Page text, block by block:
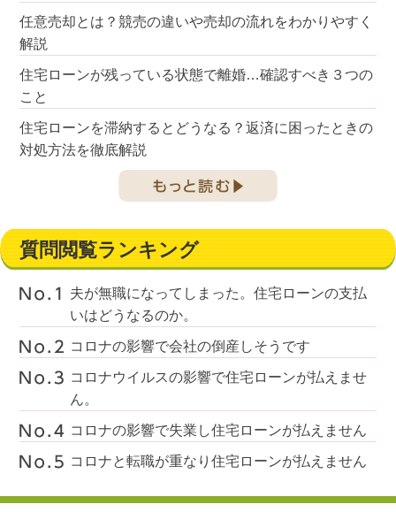
任意売却とは？競売の違いや売却の流れをわかりやすく
解説
住宅ローンが残っている状態で離婚…確認すべき３つの
こと
住宅ローンを滞納するとどうなる？返済に困ったときの
対処方法を徹底解説
質問閲覧ランキング
夫が無職になってしまった。住宅ローンの支払
いはどうなるのか。
コロナの影響で会社の倒産しそうです
コロナウイルスの影響で住宅ローンが払えませ
ん。
コロナの影響で失業し住宅ローンが払えません
コロナと転職が重なり住宅ローンが払えません